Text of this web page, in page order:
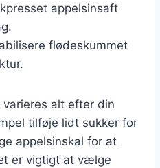
appelsinsaft
flødeskummet
varieres alt efter din
tilføje lidt sukker for
appelsinskal for at
er vigtigt at vælge